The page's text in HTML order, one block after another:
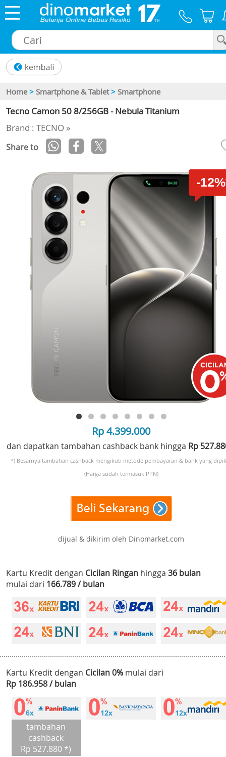
Home > Smartphone & Tablet > Smartphone
Tecno Camon 50 8/256GB - Nebula Titanium
Brand : TECNO »
Share to
-
Rp 4.399.000
dan dapatkan tambahan cashback bank hingga Rp
*) Besarnya tambahan cashback mengikuti metode pembayaran & bank yang
(Harga sudah termasuk PPN)
dijual & dikirim oleh Dinomarket.com
Kartu Kredit dengan Cicilan Ringan hingga 36 bulan
mulai dari 166.789 / bulan
Kartu Kredit dengan Cicilan 0% mulai dari
Rp 186.958 / bulan
tambahan
cashback
Rp 527.880 *)